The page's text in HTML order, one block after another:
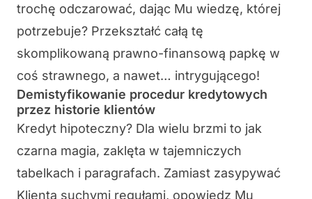
trochę odczarować, dając Mu wiedzę, której
potrzebuje? Przekształć całą tę
skomplikowaną prawno-finansową papkę w
coś strawnego, a nawet… intrygującego!
Demistyfikowanie procedur kredytowych
przez historie klientów
Kredyt hipoteczny? Dla wielu brzmi to jak
czarna magia, zaklęta w tajemniczych
tabelkach i paragrafach. Zamiast zasypywać
Klienta suchymi regułami, opowiedz Mu